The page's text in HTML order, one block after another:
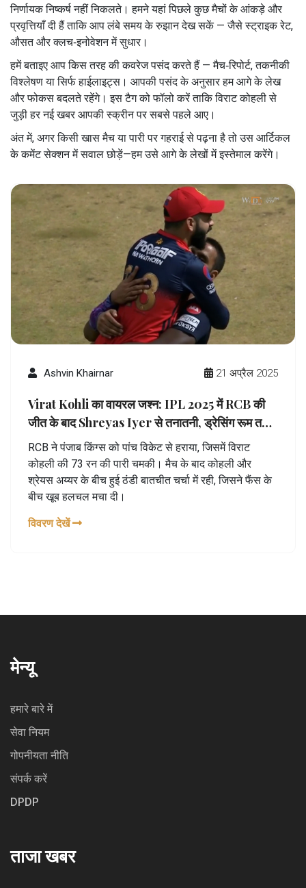
निर्णायक निष्कर्ष नहीं निकलते। हमने यहां पिछले कुछ मैचों के आंकड़े और
प्रवृत्तियाँ दी हैं ताकि आप लंबे समय के रुझान देख सकें — जैसे स्ट्राइक रेट,
औसत और क्लच‑इनोवेशन में सुधार।
हमें बताइए आप किस तरह की कवरेज पसंद करते हैं — मैच‑रिपोर्ट, तकनीकी
विश्लेषण या सिर्फ हाईलाइट्स। आपकी पसंद के अनुसार हम आगे के लेख
और फोकस बदलते रहेंगे। इस टैग को फॉलो करें ताकि विराट कोहली से
जुड़ी हर नई खबर आपकी स्क्रीन पर सबसे पहले आए।
अंत में, अगर किसी खास मैच या पारी पर गहराई से पढ़ना है तो उस आर्टिकल
के कमेंट सेक्शन में सवाल छोड़ें—हम उसे आगे के लेखों में इस्तेमाल करेंगे।
Ashvin Khairnar 21 अप्रैल 2025
Virat Kohli का वायरल जश्न: IPL 2025 में RCB की
जीत के बाद Shreyas Iyer से तनातनी, ड्रेसिंग रूम तक
चर्चा
RCB ने पंजाब किंग्स को पांच विकेट से हराया, जिसमें विराट
कोहली की 73 रन की पारी चमकी। मैच के बाद कोहली और
श्रेयस अय्यर के बीच हुई ठंडी बातचीत चर्चा में रही, जिसने फैंस के
बीच खूब हलचल मचा दी।
विवरण देखें
मेन्यू
हमारे बारे में
सेवा नियम
गोपनीयता नीति
संपर्क करें
DPDP
ताजा खबर